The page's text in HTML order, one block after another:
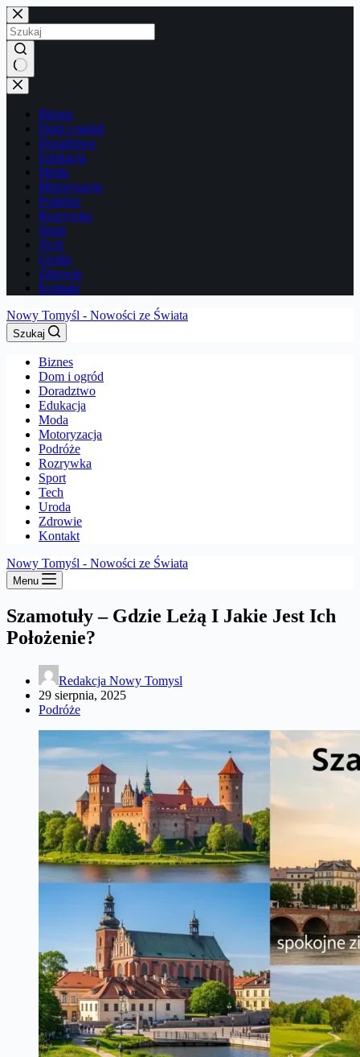
Przejdź
do
treści
Brak
wyników
Biznes
Dom i ogród
Doradztwo
Edukacja
Moda
Motoryzacja
Podróże
Rozrywka
Sport
Tech
Uroda
Zdrowie
Kontakt
Nowy Tomyśl - Nowości ze Świata
Szukaj
Biznes
Dom i ogród
Doradztwo
Edukacja
Moda
Motoryzacja
Podróże
Rozrywka
Sport
Tech
Uroda
Zdrowie
Kontakt
Nowy Tomyśl - Nowości ze Świata
Menu
Szamotuły – Gdzie Leżą I Jakie Jest Ich
Położenie?
Redakcja Nowy Tomysl
29 sierpnia, 2025
Podróże